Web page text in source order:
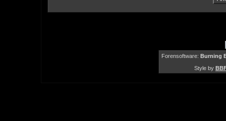
Forensoftware: Burning
Style by